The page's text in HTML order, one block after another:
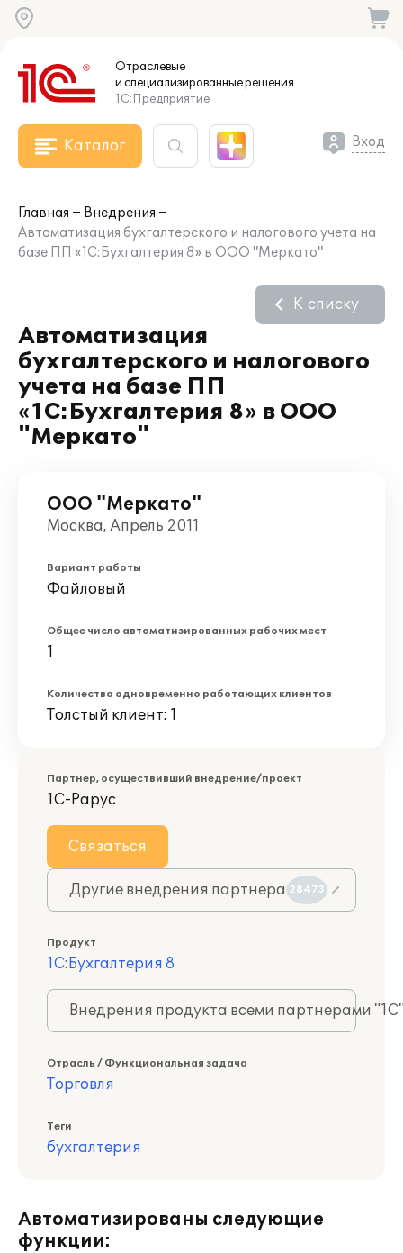
Отраслевые
и специализированныерешения
1С:Предприятие
Каталог Вход
Главная
Внедрения
Автоматизация бухгалтерского и налогового учета на
базе ПП «1С:Бухгалтерия 8» в ООО "Меркато"
Автоматизация
бухгалтерского и налогового
учета на базе ПП
«1С:Бухгалтерия 8» в ООО
"Меркато"
К списку
ООО "Меркато"
Москва, Апрель 2011
Вариант работы
Файловый
Общее число автоматизированных рабочих мест
1
Количество одновременно работающих клиентов
Толстый клиент: 1
Партнер, осуществивший внедрение/проект
1С-Рарус
Связаться
Другие внедрения партнера 28473
Продукт
1С:Бухгалтерия 8
Внедрения продукта всеми партнерами
Отрасль / Функциональная задача
Торговля
Теги
бухгалтерия
Автоматизированы следующие
функции: